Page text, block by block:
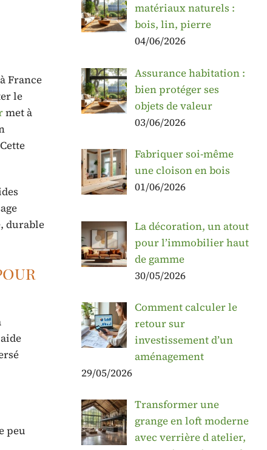
France
le
met à
durable
peu
matériaux naturels :
bois, lin, pierre
04/06/2026
Assurance habitation :
bien protéger ses
objets de valeur
03/06/2026
Fabriquer soi-même
une cloison en bois
01/06/2026
La décoration, un atout
pour l’immobilier haut
de gamme
30/05/2026
Comment calculer le
retour sur
investissement d’un
aménagement
29/05/2026
Transformer une
grange en loft moderne
avec verrière d atelier,